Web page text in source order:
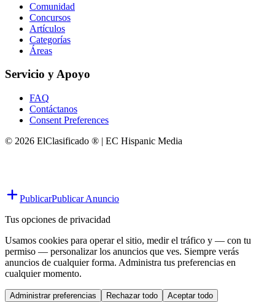
Comunidad
Concursos
Artículos
Categorías
Áreas
Servicio y Apoyo
FAQ
Contáctanos
Consent Preferences
© 2026 ElClasificado ® | EC Hispanic Media
PublicarPublicar Anuncio
Tus opciones de privacidad
Usamos cookies para operar el sitio, medir el tráfico y — con tu
permiso — personalizar los anuncios que ves. Siempre verás
anuncios de cualquier forma. Administra tus preferencias en
cualquier momento.
Administrar preferencias Rechazar todo Aceptar todo